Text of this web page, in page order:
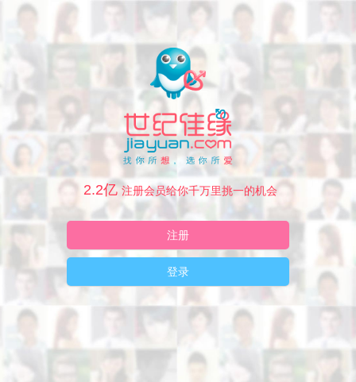
2.2亿 注册会员给你千万里挑一的机会
注册
登录